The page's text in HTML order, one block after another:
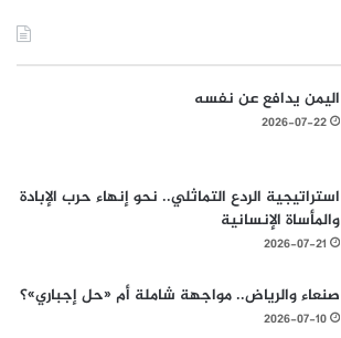
اليمن يدافع عن نفسه
2026-07-22
استراتيجية الردع التماثلي.. نحو إنهاء حرب الإبادة
والمأساة الإنسانية
2026-07-21
صنعاء والرياض.. مواجهة شاملة أم «حل إجباري»؟
2026-07-10